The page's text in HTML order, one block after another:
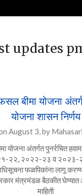
updates
बीमा योजना
योजना शासन निर्णय
August 3,by
योजना अंतर्गत पुनर्रचित
२२, २०२२-२३ व २०२३-२४
फळपिकांना लागू
मंत्रमंडळ बैठकीत घेण्यात
माहिती